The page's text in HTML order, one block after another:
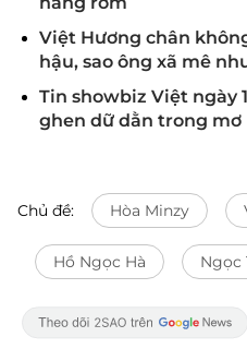
Việt Hương chân
hậu, sao ông xã mê
Tin showbiz Việt ngày
ghen dữ dằn trong mơ
Chủ đề: Hòa Minzy
Hồ Ngọc Hà Ngọc